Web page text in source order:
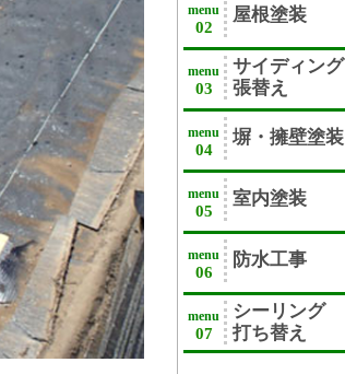
menu
02
屋根塗装
menu
03
サイディング
張替え
menu
04
塀・擁壁塗装
menu
05
室内塗装
menu
06
防水工事
menu
07
シーリング
打ち替え